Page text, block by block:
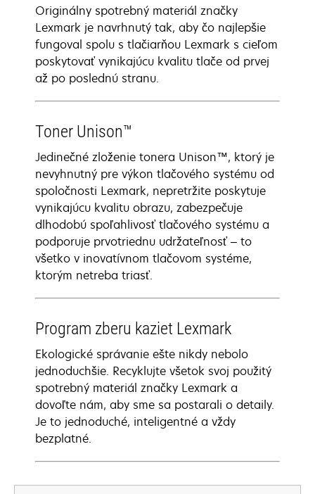
Originálny spotrebný materiál značky
Lexmark je navrhnutý tak, aby čo najlepšie
fungoval spolu s tlačiarňou Lexmark s cieľom
poskytovať vynikajúcu kvalitu tlače od prvej
až po poslednú stranu.
Toner Unison™
Jedinečné zloženie tonera Unison™, ktorý je
nevyhnutný pre výkon tlačového systému od
spoločnosti Lexmark, nepretržite poskytuje
vynikajúcu kvalitu obrazu, zabezpečuje
dlhodobú spoľahlivosť tlačového systému a
podporuje prvotriednu udržateľnosť – to
všetko v inovatívnom tlačovom systéme,
ktorým netreba triasť.
Program zberu kaziet Lexmark
Ekologické správanie ešte nikdy nebolo
jednoduchšie. Recyklujte všetok svoj použitý
spotrebný materiál značky Lexmark a
dovoľte nám, aby sme sa postarali o detaily.
Je to jednoduché, inteligentné a vždy
bezplatné.